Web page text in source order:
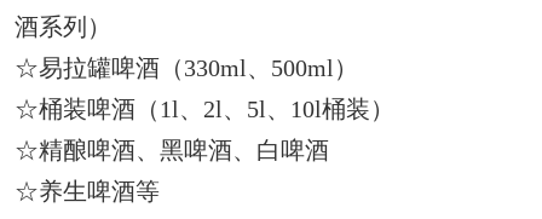
酒系列）
☆易拉罐啤酒（330ml、500ml）
☆桶装啤酒（1l、2l、5l、10l桶装）
☆精酿啤酒、黑啤酒、白啤酒
☆养生啤酒等